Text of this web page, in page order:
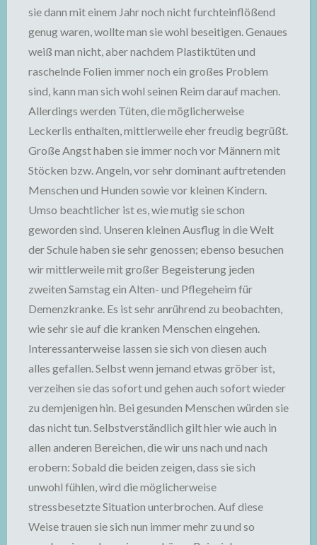
sie dann mit einem Jahr noch nicht furchteinflößend
genug waren, wollte man sie wohl beseitigen. Genaues
weiß man nicht, aber nachdem Plastiktüten und
raschelnde Folien immer noch ein großes Problem
sind, kann man sich wohl seinen Reim darauf machen.
Allerdings werden Tüten, die möglicherweise
Leckerlis enthalten, mittlerweile eher freudig begrüßt.
Große Angst haben sie immer noch vor Männern mit
Stöcken bzw. Angeln, vor sehr dominant auftretenden
Menschen und Hunden sowie vor kleinen Kindern.
Umso beachtlicher ist es, wie mutig sie schon
geworden sind. Unseren kleinen Ausflug in die Welt
der Schule haben sie sehr genossen; ebenso besuchen
wir mittlerweile mit großer Begeisterung jeden
zweiten Samstag ein Alten- und Pflegeheim für
Demenzkranke. Es ist sehr anrührend zu beobachten,
wie sehr sie auf die kranken Menschen eingehen.
Interessanterweise lassen sie sich von diesen auch
alles gefallen. Selbst wenn jemand etwas gröber ist,
verzeihen sie das sofort und gehen auch sofort wieder
zu demjenigen hin. Bei gesunden Menschen würden sie
das nicht tun. Selbstverständlich gilt hier wie auch in
allen anderen Bereichen, die wir uns nach und nach
erobern: Sobald die beiden zeigen, dass sie sich
unwohl fühlen, wird die möglicherweise
stressbesetzte Situation unterbrochen. Auf diese
Weise trauen sie sich nun immer mehr zu und so